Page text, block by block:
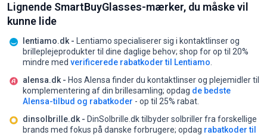
Lignende SmartBuyGlasses-mærker, du måske vil
kunne lide
lentiamo.dk - Lentiamo specialiserer sig i kontaktlinser og
brilleplejeprodukter til dine daglige behov; shop for op til 20%
mindre med verificerede rabatkoder til Lentiamo
alensa.dk - Hos Alensa finder du kontaktlinser og plejemidler til
komplementering af din brillesamling; opdag de bedste
Alensa-tilbud og rabatkoder - op til 25% rabat.
dinsolbrille.dk - DinSolbrille.dk tilbyder solbriller fra forskellige
brands med fokus på danske forbrugere; opdag rabatkoder til